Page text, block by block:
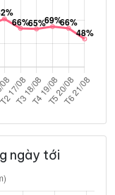
ngày tới